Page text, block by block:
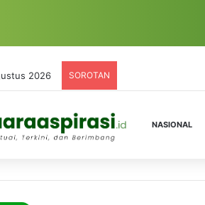
2026 SOROTAN
NASIONAL